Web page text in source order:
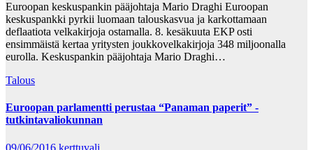
Euroopan keskuspankin pääjohtaja Mario Draghi Euroopan
keskuspankki pyrkii luomaan talouskasvua ja karkottamaan
deflaatiota velkakirjoja ostamalla. 8. kesäkuuta EKP osti
ensimmäistä kertaa yritysten joukkovelkakirjoja 348 miljoonalla
eurolla. Keskuspankin pääjohtaja Mario Draghi…
Talous
Euroopan parlamentti perustaa “Panaman paperit” -
tutkintavaliokunnan
09/06/2016 kerttuvali